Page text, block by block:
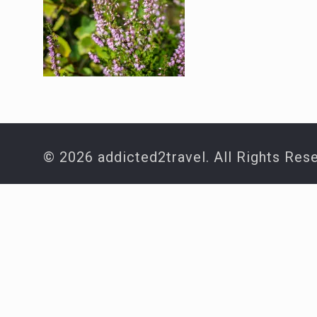
© 2026 addicted2travel. All Rights